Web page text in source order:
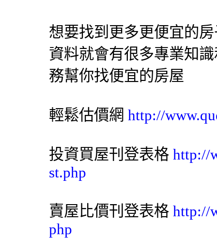
想要找到更多更便宜的
資料就會有很多專業知
務幫你找便宜的房屋
輕鬆估價網 http://
投資買屋刊登表格 http://
st.php
賣屋比價刊登表格 http://
php